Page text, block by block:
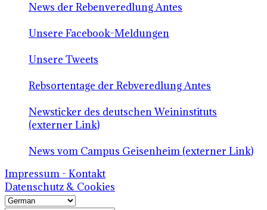
News der Rebenveredlung Antes
Unsere Facebook-Meldungen
Unsere Tweets
Rebsortentage der Rebveredlung Antes
Newsticker des deutschen Weininstituts
(externer Link)
News vom Campus Geisenheim (externer Link)
Impressum - Kontakt
Datenschutz & Cookies